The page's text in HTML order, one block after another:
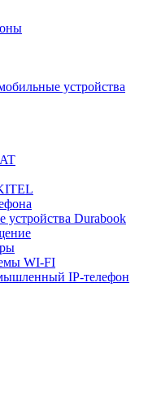
устройства
Durabook
WI-FI
IP-телефон